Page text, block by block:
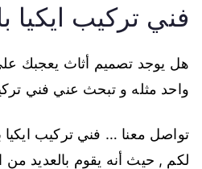
فني تركيب ايكيا
هل يوجد تصميم أثاث يعجبك
واحد مثله و تبحث عني فني
تواصل معنا … فني تركيب
لكم , حيث أنه يقوم بالعديد من